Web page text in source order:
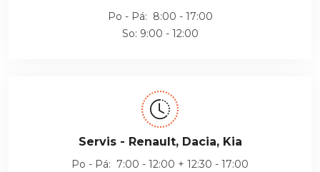
Po - Pá: 8:00 - 17:00
So: 9:00 - 12:00
Servis - Renault, Dacia, Kia
Po - Pá: 7:00 - 12:00 + 12:30 - 17:00